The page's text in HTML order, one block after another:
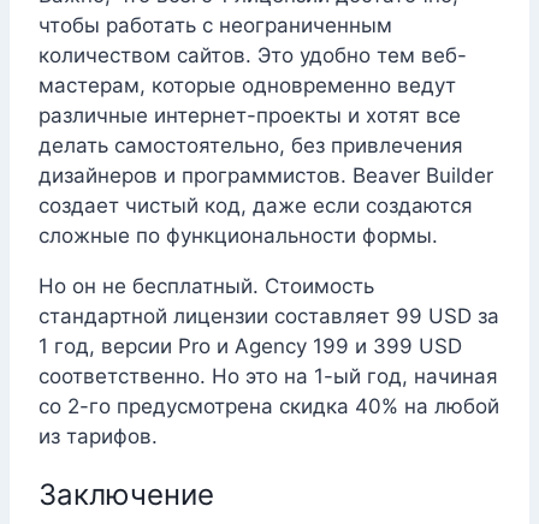
чтобы работать с неограниченным
количеством сайтов. Это удобно тем веб-
мастерам, которые одновременно ведут
различные интернет-проекты и хотят все
делать самостоятельно, без привлечения
дизайнеров и программистов. Beaver Builder
создает чистый код, даже если создаются
сложные по функциональности формы.
Но он не бесплатный. Стоимость
стандартной лицензии составляет 99 USD за
1 год, версии Pro и Agency 199 и 399 USD
соответственно. Но это на 1-ый год, начиная
со 2-го предусмотрена скидка 40% на любой
из тарифов.
Заключение